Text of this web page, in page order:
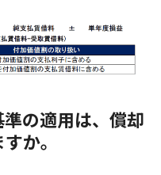
の適用は、償却
か。